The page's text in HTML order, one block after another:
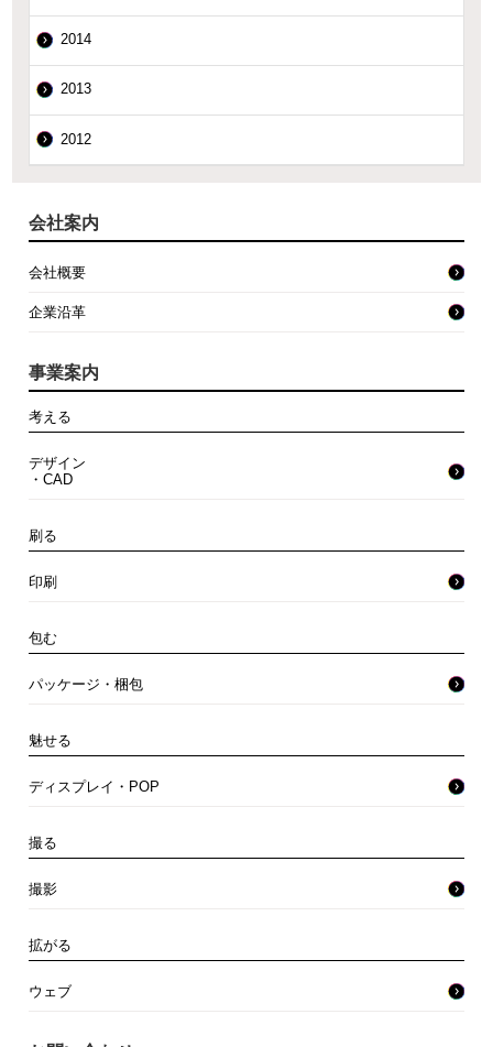
2014
2013
2012
会社案内
会社概要
企業沿革
事業案内
考える
デザイン
・CAD
刷る
印刷
包む
パッケージ・梱包
魅せる
ディスプレイ・POP
撮る
撮影
拡がる
ウェブ